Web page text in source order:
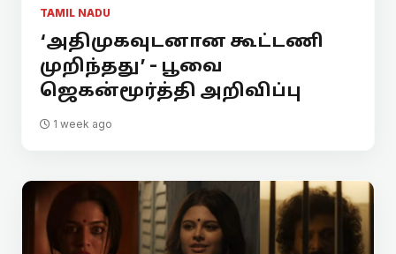
TAMIL NADU
‘அதிமுகவுடனான கூட்டணி
முறிந்தது’ - பூவை
ஜெகன்மூர்த்தி அறிவிப்பு
1 week ago